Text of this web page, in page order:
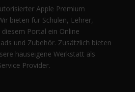
Apple Premium
bieten für Schulen, Lehrer,
Portal ein Online
und Zubehör. Zusätzlich bieten
hauseigene Werkstatt als
Provider.